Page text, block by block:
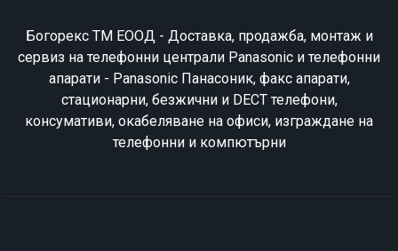
Богорекс ТМ ЕООД - Доставка, продажба, монтаж и
сервиз на телефонни централи Panasonic и телефонни
апарати - Panasonic Панасоник, факс апарати,
стационарни, безжични и DECT телефони,
консумативи, окабеляване на офиси, изграждане на
телефонни и компютърни